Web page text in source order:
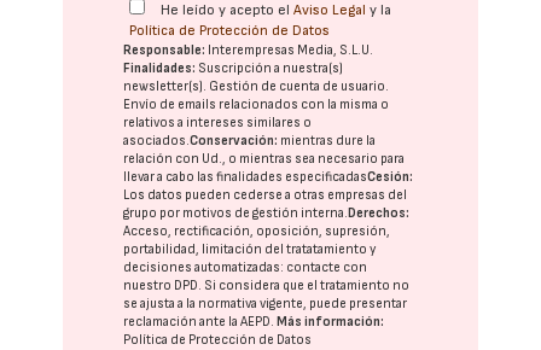
He leído y acepto elAviso Legal y la
Política de Protección de Datos
Responsable: Interempresas Media, S.L.U.
Finalidades: Suscripción a nuestra(s)
newsletter(s). Gestión de cuenta de usuario.
Envío de emails relacionados con la misma o
relativos a intereses similares o
asociados.Conservación: mientras dure la
relación con Ud., o mientras sea necesario para
llevar a cabo las finalidades especificadasCesión:
Los datos pueden cederse a otras empresas del
grupo por motivos de gestión interna. Derechos:
Acceso, rectificación, oposición, supresión,
portabilidad, limitación del tratatamiento y
decisiones automatizadas: contacte con
nuestro DPD. Si considera que el tratamiento no
se ajusta a la normativa vigente, puede presentar
reclamación ante laAEPD. Más información:
Política de Protección de Datos